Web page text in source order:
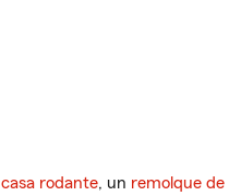
casa rodante, un remolque de